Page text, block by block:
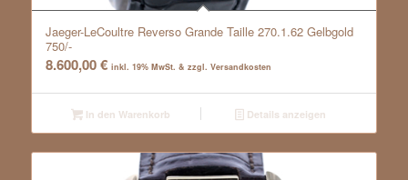
Jaeger-LeCoultre Reverso Grande Taille 270.1.62 Gelbgold
750/-
8.600,00€ inkl. 19% MwSt. & zzgl. Versandkosten
In den Warenkorb Details anzeigen